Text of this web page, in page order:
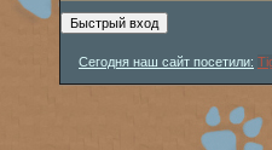
Сегодня наш сайт посетили: